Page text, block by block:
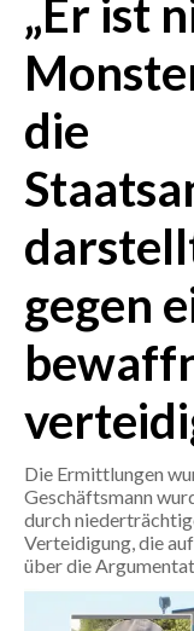
CRONACA
ITALIA
MONDO
POLITICA
ECONOMIA
SERVIZI ALLE IMPRESE
LAVORO
BANDI
SPORT IN SARDEGNA
SPORT
RISULTATI E
CALCIO
CALCIO REGIONALE
„Er ist
die
gegen
Die Ermittlungen
Geschäftsmann
durch
Verteidigung, die
über die